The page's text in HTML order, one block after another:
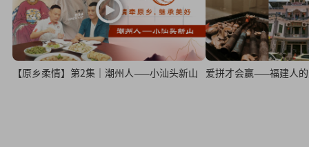
【原乡柔情】第2集｜潮州人——小汕头新山 爱拼才会赢——福建人